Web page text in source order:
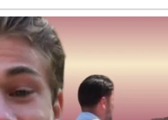
Giovanni e si avvicina a Lory.